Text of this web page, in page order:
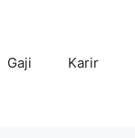
Gaji Karir